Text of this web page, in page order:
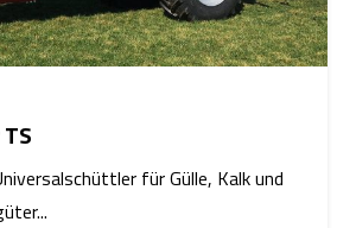
für Gülle, Kalk und